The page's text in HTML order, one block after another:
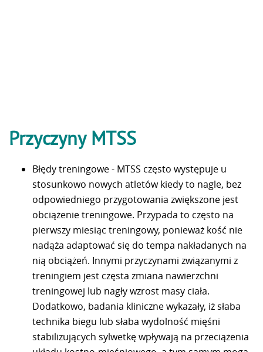
Przyczyny MTSS
Błędy treningowe - MTSS często występuje u
stosunkowo nowych atletów kiedy to nagle, bez
odpowiedniego przygotowania zwiększone jest
obciążenie treningowe. Przypada to często na
pierwszy miesiąc treningowy, ponieważ kość nie
nadąża adaptować się do tempa nakładanych na
nią obciążeń. Innymi przyczynami związanymi z
treningiem jest częsta zmiana nawierzchni
treningowej lub nagły wzrost masy ciała.
Dodatkowo, badania kliniczne wykazały, iż słaba
technika biegu lub słaba wydolność mięśni
stabilizujących sylwetkę wpływają na przeciążenia